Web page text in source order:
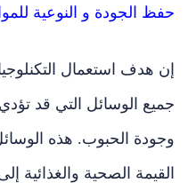
الجودة و النوعية للمواد
هدف استعمال التكنلوجيا
الوسائل التي قد تؤدي
الحبوب. هذه الوسائل
الصحية والغذائية إلى